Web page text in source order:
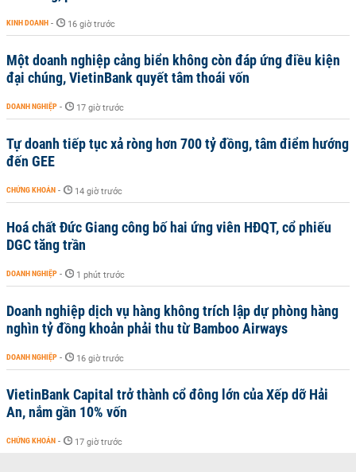
KINH DOANH - 16 giờ trước
Một doanh nghiệp cảng biển không còn đáp ứng điều kiện
đại chúng, VietinBank quyết tâm thoái vốn
DOANH NGHIỆP - 17 giờ trước
Tự doanh tiếp tục xả ròng hơn 700 tỷ đồng, tâm điểm hướng
đến GEE
CHỨNG KHOÁN - 14 giờ trước
Hoá chất Đức Giang công bố hai ứng viên HĐQT, cổ phiếu
DGC tăng trần
DOANH NGHIỆP - 1 phút trước
Doanh nghiệp dịch vụ hàng không trích lập dự phòng hàng
nghìn tỷ đồng khoản phải thu từ Bamboo Airways
DOANH NGHIỆP - 16 giờ trước
VietinBank Capital trở thành cổ đông lớn của Xếp dỡ Hải
An, nắm gần 10% vốn
CHỨNG KHOÁN - 17 giờ trước